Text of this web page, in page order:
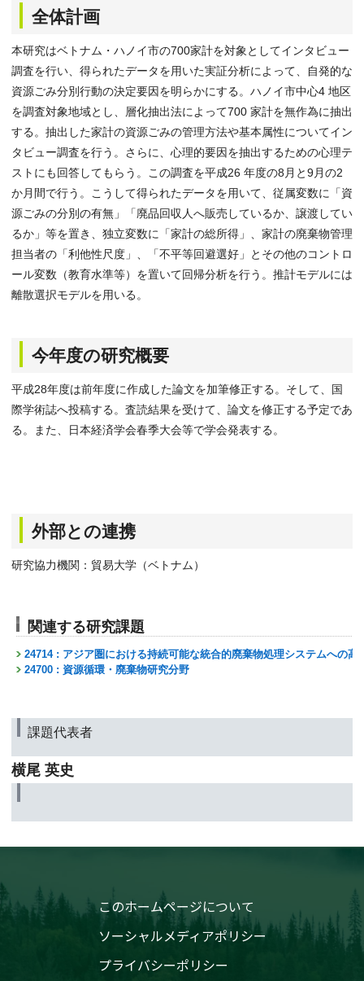
全体計画
本研究はベトナム・ハノイ市の700家計を対象としてインタビュー
調査を行い、得られたデータを用いた実証分析によって、自発的な
資源ごみ分別行動の決定要因を明らかにする。ハノイ市中心4 地区
を調査対象地域とし、層化抽出法によって700 家計を無作為に抽出
する。抽出した家計の資源ごみの管理方法や基本属性についてイン
タビュー調査を行う。さらに、心理的要因を抽出するための心理テ
ストにも回答してもらう。この調査を平成26 年度の8月と9月の2
か月間で行う。こうして得られたデータを用いて、従属変数に「資
源ごみの分別の有無」「廃品回収人へ販売しているか、譲渡してい
るか」等を置き、独立変数に「家計の総所得」、家計の廃棄物管理
担当者の「利他性尺度」、「不平等回避選好」とその他のコントロ
ール変数（教育水準等）を置いて回帰分析を行う。推計モデルには
離散選択モデルを用いる。
今年度の研究概要
平成28年度は前年度に作成した論文を加筆修正する。そして、国
際学術誌へ投稿する。査読結果を受けて、論文を修正する予定であ
る。また、日本経済学会春季大会等で学会発表する。
外部との連携
研究協力機関：貿易大学（ベトナム）
関連する研究課題
24714 : アジア圏における持続可能な統合的廃棄物処理システムへの高
24700 : 資源循環・廃棄物研究分野
課題代表者
横尾 英史
このホームページについて
ソーシャルメディアポリシー
プライバシーポリシー